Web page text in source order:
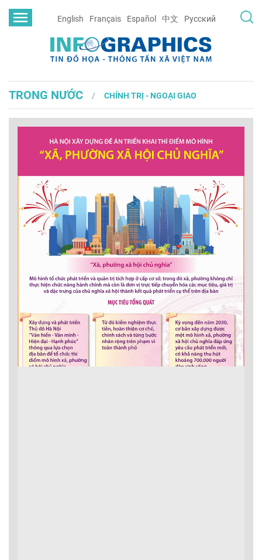
English Français Español 中文 Русский
TRONG NƯỚC CHÍNH TRỊ - NGOẠI GIAO